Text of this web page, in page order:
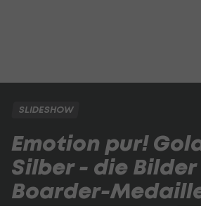
SLIDESHOW
Emotion pur!
Silber - die
Boarder-